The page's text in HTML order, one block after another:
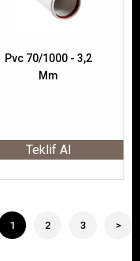
Pvc 70/1000 - 3,2
Mm
Teklif Al
1 2 3 >